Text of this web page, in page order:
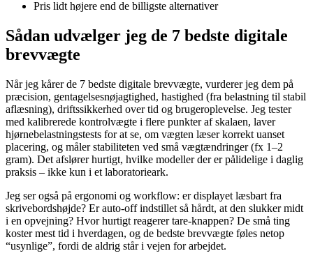
Pris lidt højere end de billigste alternativer
Sådan udvælger jeg de 7 bedste digitale
brevvægte
Når jeg kårer de 7 bedste digitale brevvægte, vurderer jeg dem på
præcision, gentagelsesnøjagtighed, hastighed (fra belastning til stabil
aflæsning), driftssikkerhed over tid og brugeroplevelse. Jeg tester
med kalibrerede kontrolvægte i flere punkter af skalaen, laver
hjørnebelastningstests for at se, om vægten læser korrekt uanset
placering, og måler stabiliteten ved små vægtændringer (fx 1–2
gram). Det afslører hurtigt, hvilke modeller der er pålidelige i daglig
praksis – ikke kun i et laboratorieark.
Jeg ser også på ergonomi og workflow: er displayet læsbart fra
skrivebordshøjde? Er auto-off indstillet så hårdt, at den slukker midt
i en opvejning? Hvor hurtigt reagerer tare-knappen? De små ting
koster mest tid i hverdagen, og de bedste brevvægte føles netop
“usynlige”, fordi de aldrig står i vejen for arbejdet.